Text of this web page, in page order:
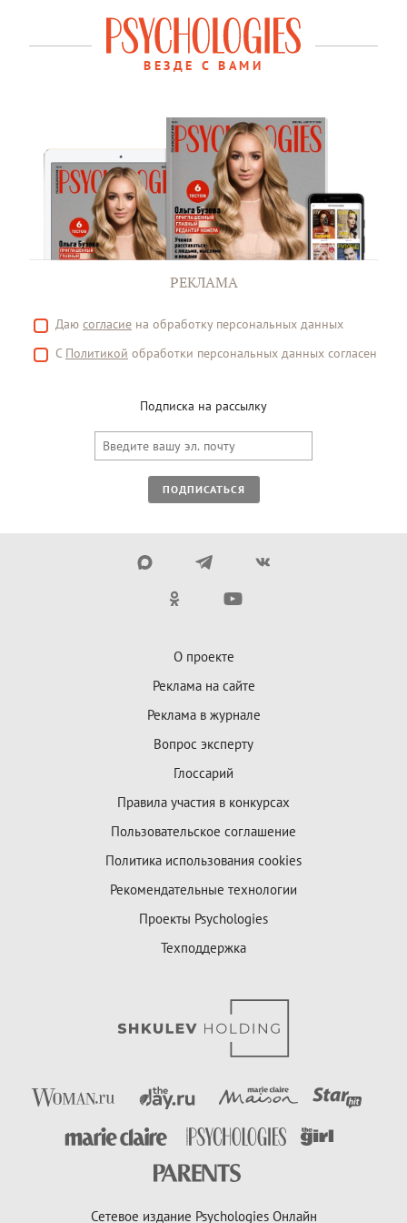
ВЕЗДЕ С ВАМИ
РЕКЛАМА
Даю согласие на обработку персональных данных
С Политикой обработки персональных данных согласен
Подписка на рассылку
ПОДПИСАТЬСЯ
О проекте
Реклама на сайте
Реклама в журнале
Вопрос эксперту
Глоссарий
Правила участия в конкурсах
Пользовательское соглашение
Политика использования cookies
Рекомендательные технологии
Проекты Psychologies
Техподдержка
Сетевое издание Psychologies Онлайн